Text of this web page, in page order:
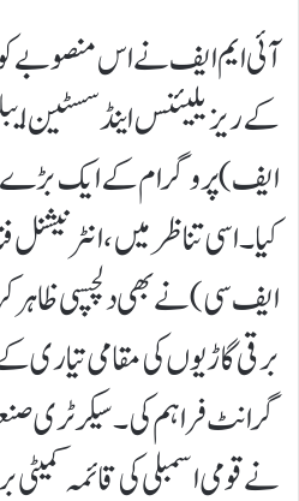
کے ریزیلیئنس اینڈ سسٹین
ایف ) پروگرام کے ایک بڑے
کیا۔ اسی تناظر میں،
ایف سی ) نے بھی دلچسپی
گرانٹ فراہم کی۔سیکرٹری
نے قومی اسمبلی کی قائمہ